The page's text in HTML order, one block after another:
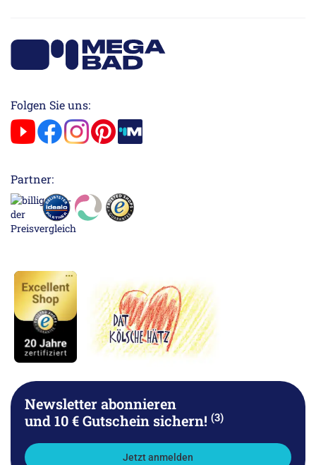
Folgen Sie uns:
Partner:
Newsletter abonnieren
und 10 € Gutschein sichern! (3)
Jetzt anmelden